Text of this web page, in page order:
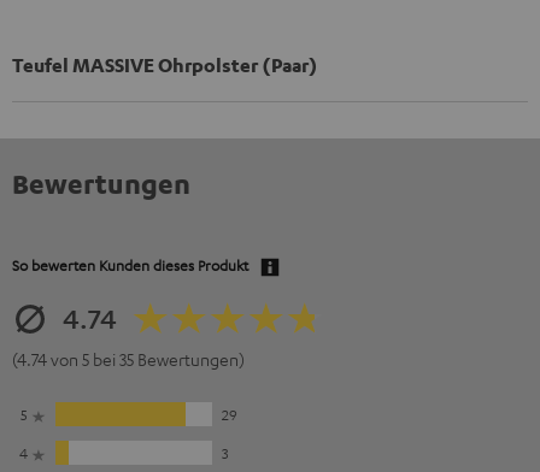
Teufel MASSIVE Ohrpolster (Paar)
Bewertungen
So bewerten Kunden dieses Produkt
4.74
(4.74 von 5 bei 35 Bewertungen)
5
29
4
3